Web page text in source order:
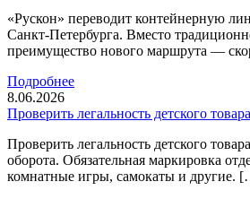
«Рускон» переводит контейнерную
Санкт-Петербурга. Вместо
преимущество нового маршрута —
Подробнее
8.06.2026
Проверить легальность детского
Проверить легальность детского
оборота. Обязательная маркировка
комнатные игры, самокаты и другие.